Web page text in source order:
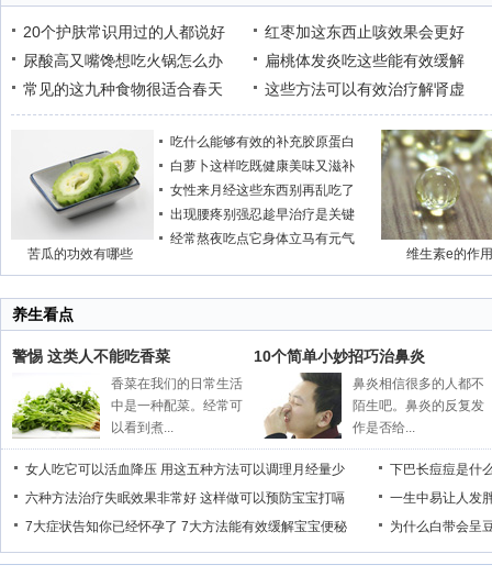
20个护肤常识用过的人都说好
尿酸高又嘴馋想吃火锅怎么办
常见的这九种食物很适合春天
红枣加这东西止咳效果会更好
扁桃体发炎吃这些能有效缓解
这些方法可以有效治疗解肾虚
苦瓜的功效有哪些
吃什么能够有效的补充胶原蛋白
白萝卜这样吃既健康美味又滋补
女性来月经这些东西别再乱吃了
出现腰疼别强忍趁早治疗是关键
经常熬夜吃点它身体立马有元气
维生素e的作用
养生看点
警惕 这类人不能吃香菜
香菜在我们的日常生活
中是一种配菜。经常可
以看到煮...
10个简单小妙招巧治鼻炎
鼻炎相信很多的人都不
陌生吧。鼻炎的反复发
作是否给...
女人吃它可以活血降压 用这五种方法可以调理月经量少
六种方法治疗失眠效果非常好 这样做可以预防宝宝打嗝
7大症状告知你已经怀孕了 7大方法能有效缓解宝宝便秘
下巴长痘痘是什
一生中易让人发
为什么白带会呈